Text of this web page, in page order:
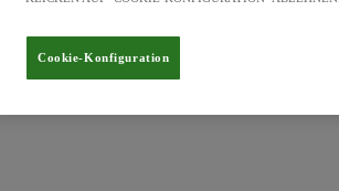
Cookie-Konfiguration